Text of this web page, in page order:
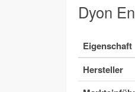
Dyon
Eigenschaft
Hersteller